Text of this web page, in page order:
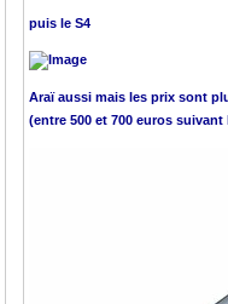
puis le S4
Araï aussi mais les prix sont
(entre 500 et 700 euros suivant